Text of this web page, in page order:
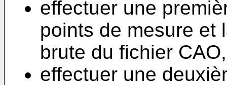
effectuer une
points de mesure et
brute du fichier CAO,
effectuer une